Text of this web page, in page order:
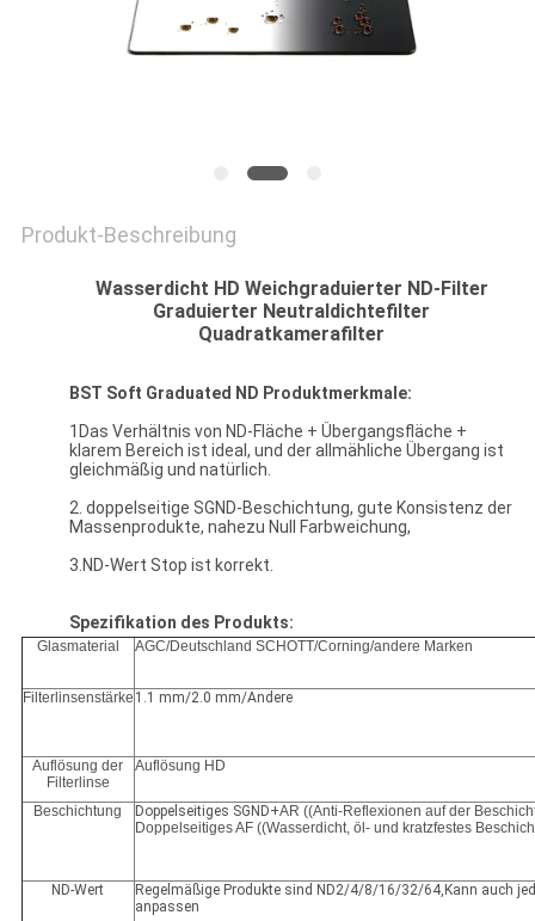
Produkt-Beschreibung
Wasserdicht HD Weichgraduierter ND-Filter
Graduierter Neutraldichtefilter
Quadratkamerafilter
BST Soft Graduated ND Produktmerkmale:
1Das Verhältnis von ND-Fläche + Übergangsfläche +
klarem Bereich ist ideal, und der allmähliche Übergang ist
gleichmäßig und natürlich.
2. doppelseitige SGND-Beschichtung, gute Konsistenz der
Massenprodukte, nahezu Null Farbweichung,
3.ND-Wert Stop ist korrekt.
Spezifikation des Produkts:
Glasmaterial AGC/Deutschland SCHOTT/Corning/andere Marken
Filterlinsenstärke 1.1 mm/2.0 mm/Andere
Auflösung der
Filterlinse
Auflösung HD
Beschichtung Doppelseitiges SGND+AR ((Anti-Reflexionen auf der
Doppelseitiges AF ((Wasserdicht, öl- und kratzfestes
ND-Wert
Regelmäßige Produkte sind ND2/4/8/16/32/64,Kann auch
anpassen